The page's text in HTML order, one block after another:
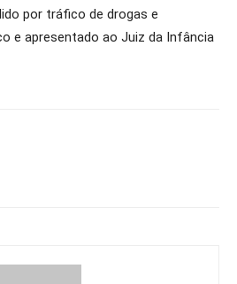
por tráfico de drogas e
e apresentado ao Juiz da Infância